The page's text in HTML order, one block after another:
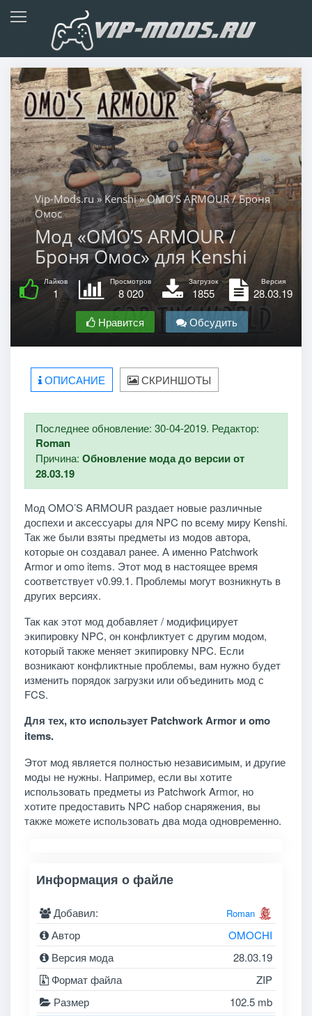
Vip-Mods.ru » Kenshi» OMO’S ARMOUR / Броня
Омос
Мод «OMO’S ARMOUR /
Броня Омос» для Kenshi
Лайков
1
Просмотров
8 020
Загрузок
1855
Версия
28.03.19
Нравится
Обсудить
ОПИСАНИЕ СКРИНШОТЫ
Последнее обновление: 30-04-2019. Редактор:
Roman
Причина: Обновление мода до версии от
28.03.19
Мод OMO’S ARMOUR раздает новые различные
доспехи и аксессуары для NPC по всему миру Kenshi.
Так же были взяты предметы из модов автора,
которые он создавал ранее. А именно Patchwork
Armor и omo items. Этот мод в настоящее время
соответствует v0.99.1. Проблемы могут возникнуть в
других версиях.
Так как этот мод добавляет / модифицирует
экипировку NPC, он конфликтует с другим модом,
который также меняет экипировку NPC. Если
возникают конфликтные проблемы, вам нужно будет
изменить порядок загрузки или объединить мод с
FCS.
Для тех, кто использует Patchwork Armor и omo
items.
Этот мод является полностью независимым, и другие
моды не нужны. Например, если вы хотите
использовать предметы из Patchwork Armor, но
хотите предоставить NPC набор снаряжения, вы
также можете использовать два мода одновременно.
Информация о файле
Добавил: Roman
Автор
OMOCHI
Версия мода
28.03.19
Формат файла
ZIP
Размер
102.5 mb